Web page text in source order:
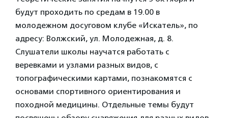
будут проходить по средам в 19.00 в
молодежном досуговом клубе «Искатель», по
адресу: Волжский, ул. Молодежная, д. 8.
Слушатели школы научатся работать с
веревками и узлами разных видов, с
топографическими картами, познакомятся с
основами спортивного ориентирования и
походной медицины. Отдельные темы будут